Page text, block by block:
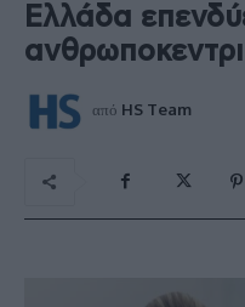
Ελλάδα
από HS Team